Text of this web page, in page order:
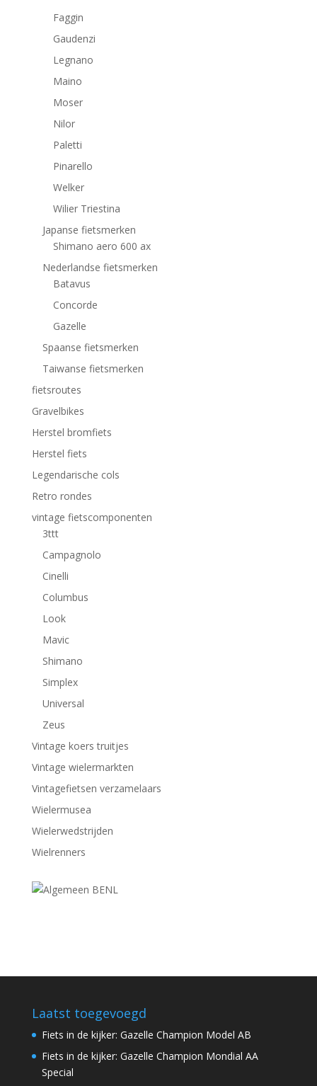
Faggin
Gaudenzi
Legnano
Maino
Moser
Nilor
Paletti
Pinarello
Welker
Wilier Triestina
Japanse fietsmerken
Shimano aero 600 ax
Nederlandse fietsmerken
Batavus
Concorde
Gazelle
Spaanse fietsmerken
Taiwanse fietsmerken
fietsroutes
Gravelbikes
Herstel bromfiets
Herstel fiets
Legendarische cols
Retro rondes
vintage fietscomponenten
3ttt
Campagnolo
Cinelli
Columbus
Look
Mavic
Shimano
Simplex
Universal
Zeus
Vintage koers truitjes
Vintage wielermarkten
Vintagefietsen verzamelaars
Wielermusea
Wielerwedstrijden
Wielrenners
Laatst toegevoegd
Fiets in de kijker: Gazelle Champion Model AB
Fiets in de kijker: Gazelle Champion Mondial AA
Special